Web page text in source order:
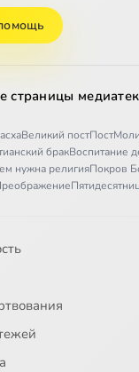
страницы
Великий постПост
бракВоспитание
нужна религияПокров